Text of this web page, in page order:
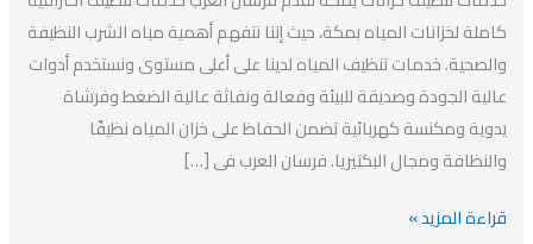
كاملة لخزانات المياه بمكة، حيث إننا نتفهم أهمية مياه الشرب النظيفة
والصحية. خدمات تنظيف المياه لدينا على أعلى مستوى ونستخدم أدوات
عالية الجودة وصديقة للبيئة وفعالة ونفاثة عالية الضغط وفرشاة
يدوية ومكنسة كهربائية تضمن الحفاظ على خزان المياه نظيفًا
والنظافة ومجال البكتيريا. فرسان العرب فى […]
افضل
شركة
تنظيف
خزانات
بمكة
قراءة المزيد »